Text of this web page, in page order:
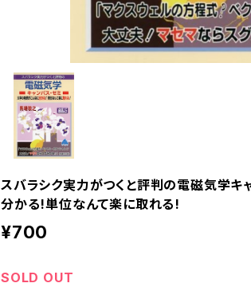
スバラシク実力がつくと評判の電磁気学
分かる!単位なんて楽に取れる!
¥700
SOLD OUT